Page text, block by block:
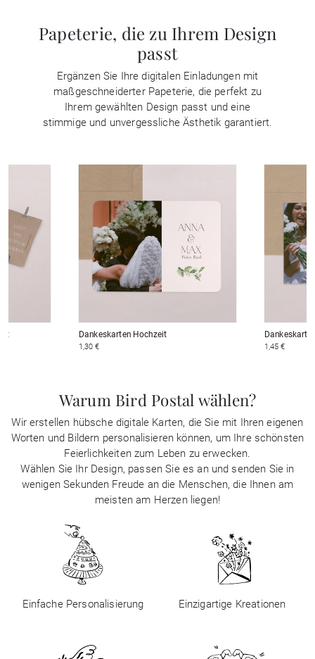
Papeterie, die zu Ihrem Design
passt
Ergänzen Sie Ihre digitalen Einladungen mit
maßgeschneiderter Papeterie, die perfekt zu
Ihrem gewählten Design passt und eine
stimmige und unvergessliche Ästhetik garantiert.
Dankeskarten Hochzeit
1,30 € 1,45 €
Warum Bird Postal wählen?
Wir erstellen hübsche digitale Karten, die Sie mit Ihren eigenen
Worten und Bildern personalisieren können, um Ihre schönsten
Feierlichkeiten zum Leben zu erwecken.
Wählen Sie Ihr Design, passen Sie es an und senden Sie in
wenigen Sekunden Freude an die Menschen, die Ihnen am
meisten am Herzen liegen!
Einfache Personalisierung Einzigartige Kreationen